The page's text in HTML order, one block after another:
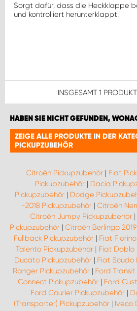
Sorgt dafür, dass die Heckklappe
und kontrolliert herunterklappt.
INSGESAMT 1
HABEN SIE NICHT GEFUNDEN,
ZEIGE ALLE PRODUKTE IN DER
PICKUPZUBEHÖR
Citroën Pickupzubehör | Fiat
Pickupzubehör| Dacia
Pickupzubehör | Dodge
-2018 Pickupzubehör | Citroën
Citroën Jumpy Pickupzubehör |
Pickupzubehör | Citroën Berlingo
Fullback Pickupzubehör | Fiat
Talento Pickupzubehör | Fiat Doblo
Ducato Pickupzubehör| Fiat Scudo
Ranger Pickupzubehör| Ford
Connect Pickupzubehör| Ford
Ford Courier Pickupzubehör|
(Transporter) Pickupzubehör| Iveco